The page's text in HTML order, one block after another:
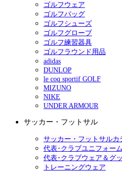
ゴルフウェア
ゴルフバッグ
ゴルフシューズ
ゴルフグローブ
ゴルフ練習器具
ゴルフラウンド用品
adidas
DUNLOP
le coq sportif GOLF
MIZUNO
NIKE
UNDER ARMOUR
サッカー・フットサル
サッカー・フットサルカ
代表･クラブユニフォーム
代表･クラブウェア＆グ
トレーニングウェア